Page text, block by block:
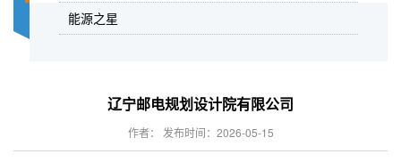
能源之星
辽宁邮电规划设计院有限公司
作者： 发布时间：2026-05-15